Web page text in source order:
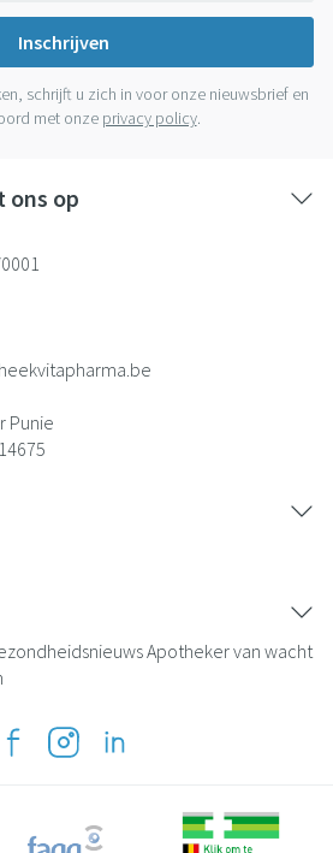
Inschrijven
schrijft u zich in voor onze nieuwsbrief en
met onze privacy policy.
ons op
Punie
Apotheker van wacht